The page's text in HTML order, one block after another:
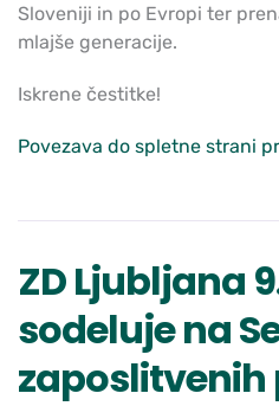
Sloveniji in po Evropi ter
mlajše generacije.
Iskrene čestitke!
Povezava do spletne strani
ZD Ljubljana
sodeluje na
zaposlitvenih